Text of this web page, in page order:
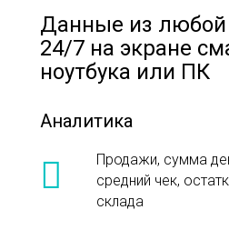
Данные из любой
24/7 на экране
ноутбука или ПК
Аналитика
Продажи, сумма
средний чек,
склада